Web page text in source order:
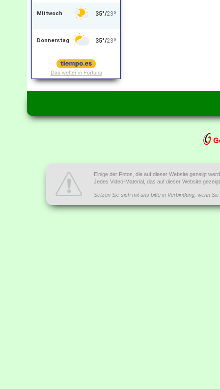
Das wetter in Fortuna
Einige der Fotos, die auf dieser Website gezeigt
Jedes Video-Material, das auf dieser Website
Setzen Sie sich mit uns bitte in Verbindung, wenn